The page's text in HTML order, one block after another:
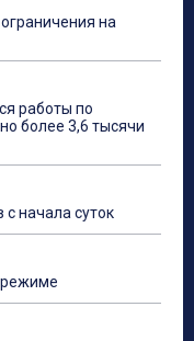
на
работы по
более 3,6 тысячи
начала суток
режиме